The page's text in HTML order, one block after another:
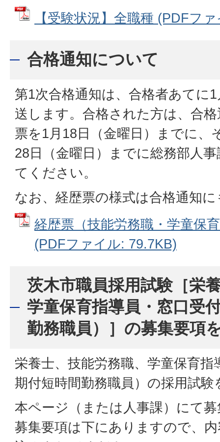
【受験状況】全職種 (PDFフ
合格通知について
第1次合格通知は、合格者あてに
送します。合格された方は、合
票を1月18日（金曜日）までに、
28日（金曜日）までに総務部人
てください。
なお、経歴票の様式は合格通知
経歴票（技能労務職・学童保
(PDFファイル: 79.7KB)
茨木市職員採用試験［栄
学童保育指導員・窓口受
勤務職員）］の募集要項
栄養士、技能労務職、学童保育指
期付短時間勤務職員）の採用試
本ページ（または人事課）にて
募集要項は下にありますので、